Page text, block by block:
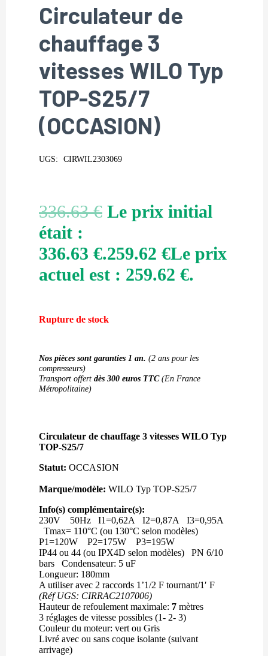
Circulateur de
chauffage 3
vitesses WILO Typ
TOP-S25/7
(OCCASION)
UGS: CIRWIL2303069
336.63€ Le prix initial
était :
336.63 €.259.62 €Le prix
actuel est : 259.62 €.
Rupture de stock
Nos pièces sont garanties 1 an. (2 ans pour les
compresseurs)
Transport offert dès 300 euros TTC(En France
Métropolitaine)
Circulateur de chauffage 3 vitesses WILO Typ
TOP-S25/7
Statut: OCCASION
Marque/modèle: WILO Typ TOP-S25/7
Info(s) complémentaire(s):
230V 50Hz I1=0,62A I2=0,87A I3=0,95A
Tmax= 110°C (ou 130°C selon modèles)
P1=120W P2=175W P3=195W
IP44 ou 44 (ou IPX4D selon modèles) PN 6/10
bars Condensateur: 5 uF
Longueur: 180mm
A utiliser avec 2 raccords 1’1/2 F tournant/1′ F
(Réf UGS: CIRRAC2107006)
Hauteur de refoulement maximale: 7 mètres
3 réglages de vitesse possibles (1- 2- 3)
Couleur du moteur: vert ou Gris
Livré avec ou sans coque isolante (suivant
arrivage)